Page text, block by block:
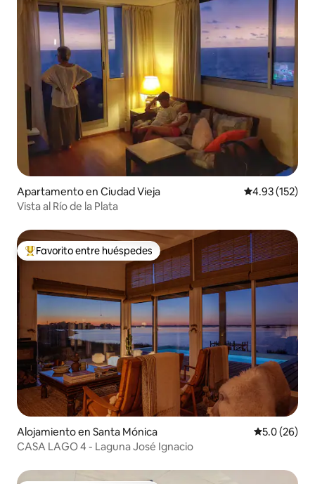
Apartamento en Ciudad Vieja Calificación
4.93 (152)
Vista al Río de la Plata
Favorito entre huéspedes preferido
Favorito entre huéspedes
Alojamiento en Santa Mónica Calificación
5.0 (26)
CASA LAGO 4 - Laguna José Ignacio